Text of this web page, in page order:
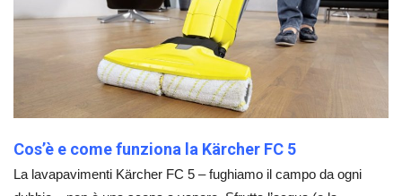
Cos’è e come funziona la Kärcher FC 5
La lavapavimenti Kärcher FC 5 – fughiamo il campo da ogni